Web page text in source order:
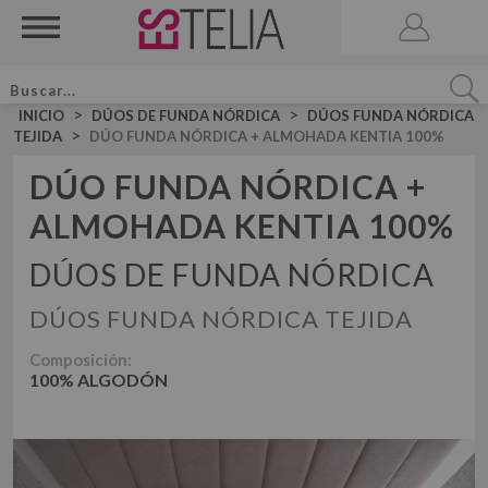
ACCESORIOS
VELA AROMATICA
JUEGO DE SÁBANAS
JUEGOS DE SÁBANAS LISAS ALGODÓN
JUEGOS DE SÁBANAS ESTAMPADAS
DÚOS FUNDA NÓRDICA LISOS ALGODÓN
DÚOS FUNDA NÓRDICA ESTAMPADOS
INICIO > DÚOS DE FUNDA NÓRDICA >
DÚOS FUNDA NÓRDICA
TEJIDA
> DÚO FUNDA NÓRDICA + ALMOHADA KENTIA 100%
DÚO FUNDA NÓRDICA +
ALMOHADA KENTIA 100%
DÚOS DE FUNDA NÓRDICA
DÚOS FUNDA NÓRDICA TEJIDA
Composición:
100% ALGODÓN